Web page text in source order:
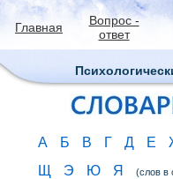
Главная
Вопрос -
ответ
А Б В Г Д Е
Щ
Э Ю Я (слов в